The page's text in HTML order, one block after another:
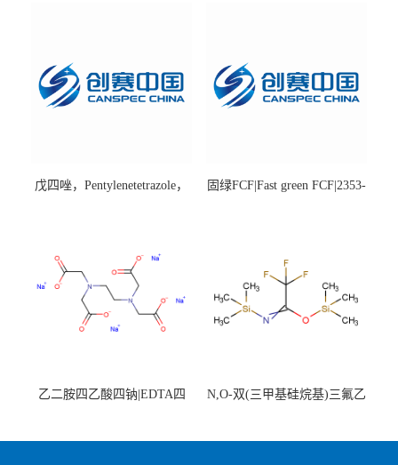
戊四唑，Pentylenetetrazole，
固绿FCF|Fast green FCF|2353-
乙二胺四乙酸四钠|EDTA四
N,O-双(三甲基硅烷基)三氟乙